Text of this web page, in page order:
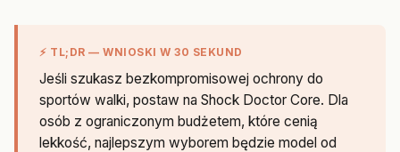
⚡ TL;DR — WNIOSKI W 30 SEKUND
Jeśli szukasz bezkompromisowej ochrony do
sportów walki, postaw na Shock Doctor Core. Dla
osób z ograniczonym budżetem, które cenią
lekkość, najlepszym wyborem będzie model od